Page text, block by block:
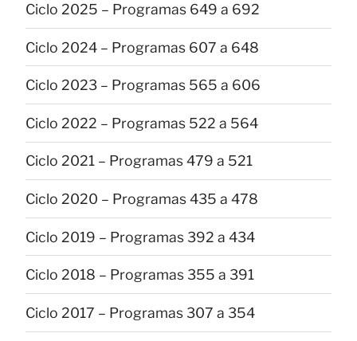
Ciclo 2025 – Programas 649 a 692
Ciclo 2024 – Programas 607 a 648
Ciclo 2023 – Programas 565 a 606
Ciclo 2022 – Programas 522 a 564
Ciclo 2021 – Programas 479 a 521
Ciclo 2020 – Programas 435 a 478
Ciclo 2019 – Programas 392 a 434
Ciclo 2018 – Programas 355 a 391
Ciclo 2017 – Programas 307 a 354